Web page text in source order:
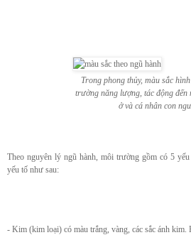
Trong phong thủy, màu sắc
trường năng lượng, tác động đến
ở và cá nhân con
Theo nguyên lý ngũ hành, môi trường gồm có 5
yếu tố như sau:
- Kim (kim loại) có màu trắng, vàng, các sắc ánh